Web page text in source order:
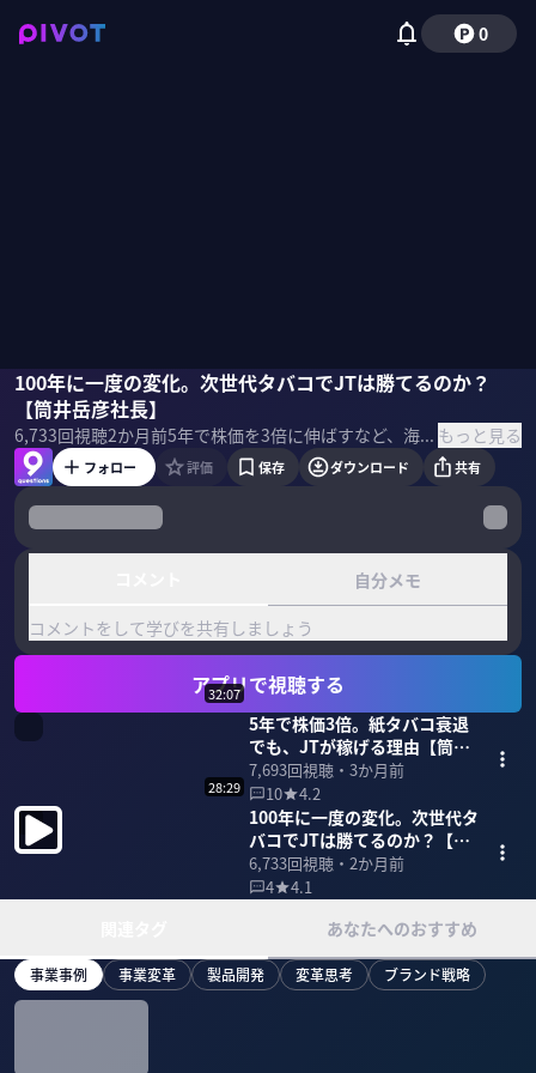
0
100年に一度の変化。次世代タバコでJTは勝てるのか？
【筒井岳彦社長】
6,733回視聴2か月前 5年で株価を3倍に伸ばすなど、海外市場での成長が続くJT。なぜ衰退市場でも成長できるのか？海外M＆Aの成功要因は何か？電子タバコ市場でどう攻めるのか？2026年1月に社長に就任した筒井岳彦社長に聞いた。 ＜ゲスト＞ 筒井岳彦｜JT 社長 早稲田大学理工学部卒業後、1997年にJT入社。M&Aや海外事業に精通し、JTインターナショナルの執行役員や上級執行役員を歴任。2026年1月より現職。 ＜目次＞ もっと見る
筒井岳彦佐々木紀彦
フォロー 評価 保存 ダウンロード 共有
自分メモ
コメントをして学びを共有しましょう
アプリで視聴する
32:07
5年で株価3倍。紙タバコ衰退
でも、JTが稼げる理由【筒井
岳彦社長】
7,693回視聴・ 3か月前
10
4.2
28:29
100年に一度の変化。次世代タ
バコでJTは勝てるのか？【筒
井岳彦社長】
6,733回視聴・ 2か月前
4
4.1
あなたへのおすすめ
事業事例 事業変革 製品開発 変革思考 ブランド戦略